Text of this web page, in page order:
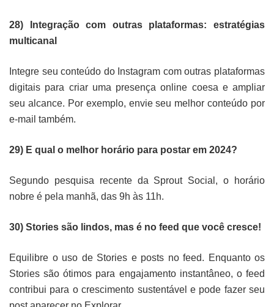
28) Integração com outras plataformas: estratégias
multicanal
Integre seu conteúdo do Instagram com outras plataformas
digitais para criar uma presença online coesa e ampliar
seu alcance. Por exemplo, envie seu melhor conteúdo por
e-mail também.
29) E qual o melhor horário para postar em 2024?
Segundo pesquisa recente da Sprout Social, o horário
nobre é pela manhã, das 9h às 11h.
30) Stories são lindos, mas é no feed que você cresce!
Equilibre o uso de Stories e posts no feed. Enquanto os
Stories são ótimos para engajamento instantâneo, o feed
contribui para o crescimento sustentável e pode fazer seu